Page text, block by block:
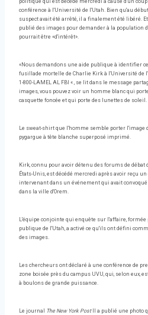
politique qui est décédé mercredi à cause d'un
conférence à l'Université de l'Utah. Bien qu'au
suspect avait été arrêté, il a finalement été libéré.
publié des images pour demander à la population
pourrait être «d'intérêt».
«Nous demandons une aide publique à identifier
fusillade mortelle de Charlie Kirk à l'Université de
1-800-LAMEL AL FBI « , se lit dans le message
images, vous pouvez voir un homme blanc qui
casquette foncée et qui porte des lunettes de soleil.
Le sweat-shirt que l'homme semble porter l'image
pygargue à tête blanche superposé imprimé.
Kirk, connu pour avoir détenu des forums de
États-Unis, est décédé mercredi après avoir reçu
intervenant dans un événement qui avait
dans la ville d'Orem.
L'équipe conjointe qui enquête sur l'affaire,
publique de l'Utah, a activé ce qu'ils ont défini
des images.
Les chercheurs ont déclaré à une conférence de
zone boisée près du campus UVU, qui, selon eux,
à boulons de grande puissance.
Le journal The New York Post Il a publié une photo